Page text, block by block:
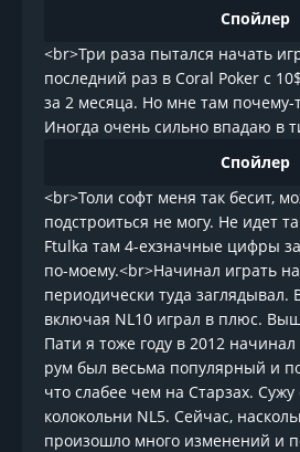
Спойлер
<br>Три раза пытался начать
последний раз в Coral Poker с
за 2 месяца. Но мне там почему-
Иногда очень сильно впадаю в
Спойлер
<br>Толи софт меня так бесит,
подстроиться не могу. Не идет
Ftulka там 4-ехзначные цифры
по-моему.<br>Начинал играть
периодически туда заглядывал.
включая NL10 играл в плюс.
Пати я тоже году в 2012
рум был весьма популярный и
что слабее чем на Старзах. Сужу
колокольни NL5. Сейчас,
произошло много изменений и